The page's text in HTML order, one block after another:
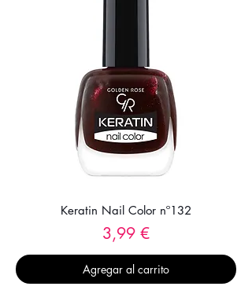
Keratin Nail Color nº132
Precio
3,99 €
Agregar al carrito